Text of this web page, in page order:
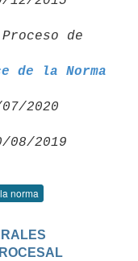
de la Norma
2020
norma